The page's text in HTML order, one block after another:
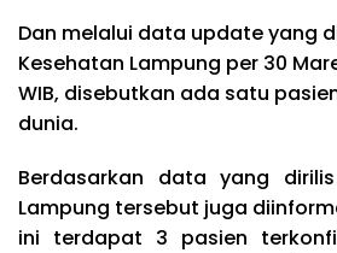
Dan melalui data update yang
Kesehatan Lampung per 30
WIB, disebutkan ada satu
dunia.
Berdasarkan data yang
Lampung tersebut juga
ini terdapat 3 pasien